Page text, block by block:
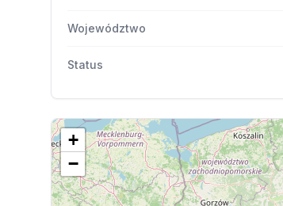
Województwo
Status
+
−